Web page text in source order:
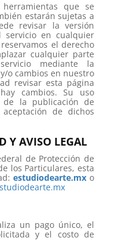
que se
estarán sujetas a
revisar la versión
servicio en cualquier
el derecho
cualquier parte
mediante la
o cambios en nuestro
revisar esta página
cambios. Su uso
de la publicación de
de dichos
Y AVISO LEGAL
de Protección de
los Particulares, esta
estudiodearte.mxo
un pago único, el
y el costo de